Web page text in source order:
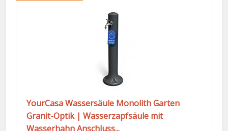
YourCasa Wassersäule Monolith Garten
Granit-Optik | Wasserzapfsäule mit
Wasserhahn Anschluss...